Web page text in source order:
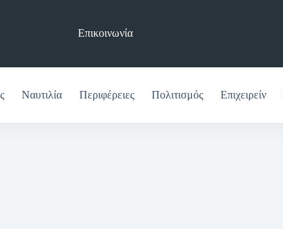
Επικοινωνία
Ναυτιλία Περιφέρειες Πολιτισμός Επιχειρείν